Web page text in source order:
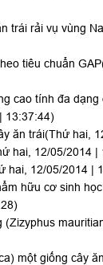
trái rải vụ vùng
tiêu chuẩn GAP
cao tính đa dạng
13:37:44)
ăn trái(Thứ hai,
hai, 12/05/2014 |
hai, 12/05/2014 |
hữu cơ sinh
(Zizyphus
một giống cây